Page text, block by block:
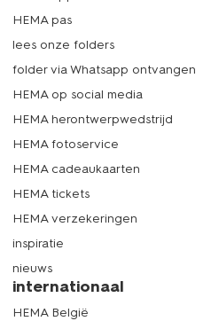
HEMA pas
lees onze folders
folder via Whatsapp ontvangen
HEMA op social media
HEMA herontwerpwedstrijd
HEMA fotoservice
HEMA cadeaukaarten
HEMA tickets
HEMA verzekeringen
inspiratie
nieuws
internationaal
HEMA België